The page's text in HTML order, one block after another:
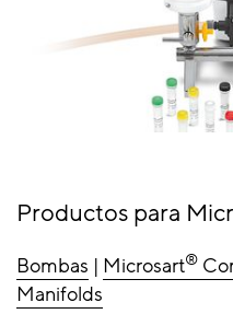
Productos para
Bombas | Microsart®
Manifolds